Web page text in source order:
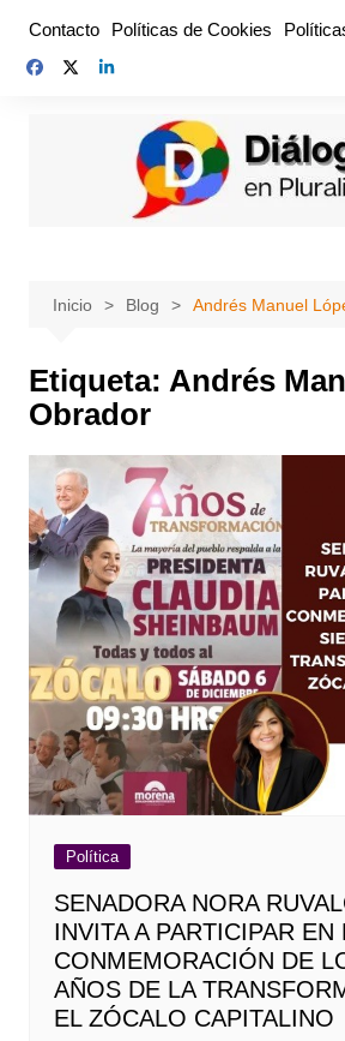
contenido
Contacto Políticas de Cookies
Inicio Blog Andrés Manuel
Etiqueta: Andrés
Obrador
Política
SENADORA NORA
INVITA A PARTICIPAR EN
CONMEMORACIÓN DE
AÑOS DE LA
EL ZÓCALO CAPITALINO